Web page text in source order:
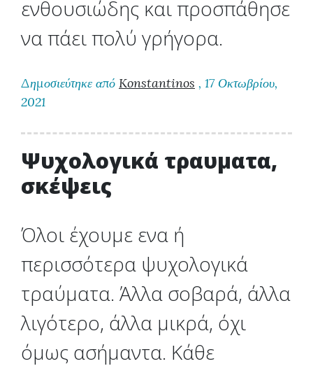
ενθουσιώδης και προσπάθησε
να πάει πολύ γρήγορα.
Δημοσιεύτηκε από Konstantinos , 17 Οκτωβρίου,
2021
Ψυχολογικά τραυματα,
σκέψεις
Όλοι έχουμε ενα ή
περισσότερα ψυχολογικά
τραύματα. Άλλα σοβαρά, άλλα
λιγότερο, άλλα μικρά, όχι
όμως ασήμαντα. Κάθε